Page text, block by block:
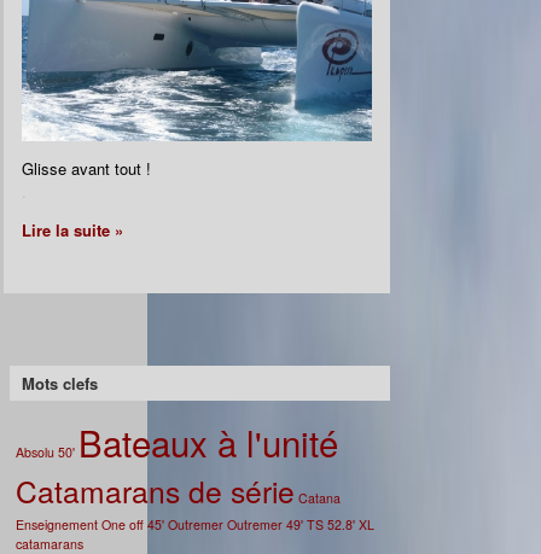
Glisse avant tout !
Lire la suite »
Mots clefs
Absolu 50' Bateaux à l'unité
Catamarans de série Catana
Enseignement One off 45' Outremer Outremer 49' TS 52.8' XL
catamarans